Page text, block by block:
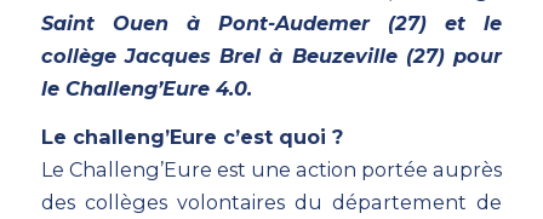
Saint Ouen à Pont-Audemer (27) et le
collège Jacques Brel à Beuzeville (27) pour
le Challeng’Eure 4.0.
Le challeng’Eure c’est quoi ?
Le Challeng’Eure est une action portée auprès
des collèges volontaires du département de